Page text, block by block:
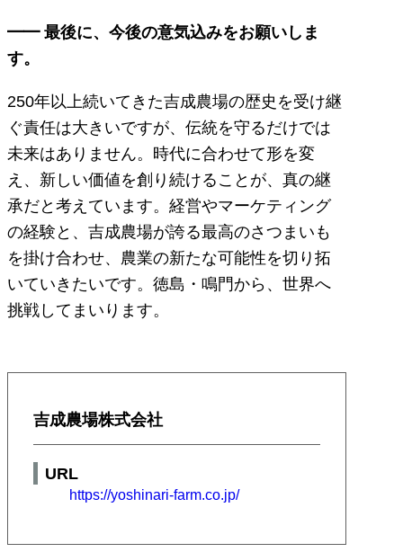
━━ 最後に、今後の意気込みをお願いしま
す。
250年以上続いてきた吉成農場の歴史を受け継
ぐ責任は大きいですが、伝統を守るだけでは
未来はありません。時代に合わせて形を変
え、新しい価値を創り続けることが、真の継
承だと考えています。経営やマーケティング
の経験と、吉成農場が誇る最高のさつまいも
を掛け合わせ、農業の新たな可能性を切り拓
いていきたいです。徳島・鳴門から、世界へ
挑戦してまいります。
吉成農場株式会社
URL
https://yoshinari-farm.co.jp/